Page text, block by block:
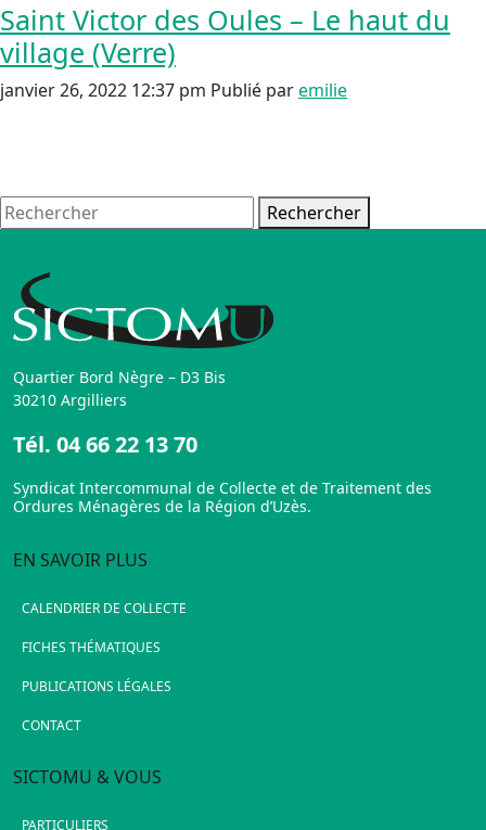
Saint Victor des Oules – Le haut du
village (Verre)
janvier 26, 2022 12:37 pm Publié paremilie
Rechercher
Quartier Bord Nègre – D3 Bis
30210 Argilliers
Tél. 04 66 22 13 70
Syndicat Intercommunal de Collecte et de Traitement des
Ordures Ménagères de la Région d’Uzès.
EN SAVOIR PLUS
CALENDRIER DE COLLECTE
FICHES THÉMATIQUES
PUBLICATIONS LÉGALES
CONTACT
SICTOMU & VOUS
PARTICULIERS